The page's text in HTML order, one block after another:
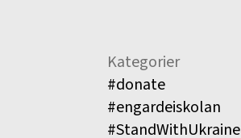
Kategorier
#donate
#engardeiskolan
#StandWithUkraine